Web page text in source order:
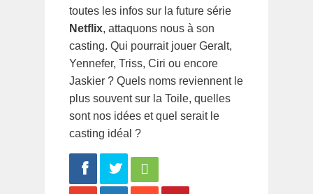
toutes les infos sur la future série
Netflix, attaquons nous à son
casting. Qui pourrait jouer Geralt,
Yennefer, Triss, Ciri ou encore
Jaskier ? Quels noms reviennent le
plus souvent sur la Toile, quelles
sont nos idées et quel serait le
casting idéal ?